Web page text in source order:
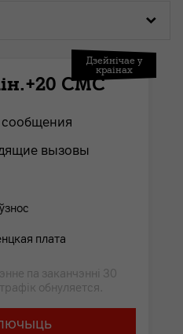
Дзейнічае у
краінах
СМС
вызовы
плата
па заканчэнні 30
обнуляется.